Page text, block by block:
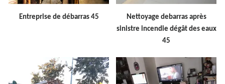
Entreprise de débarras 45
Nettoyage debarras après
sinistre incendie dégât des eaux
45